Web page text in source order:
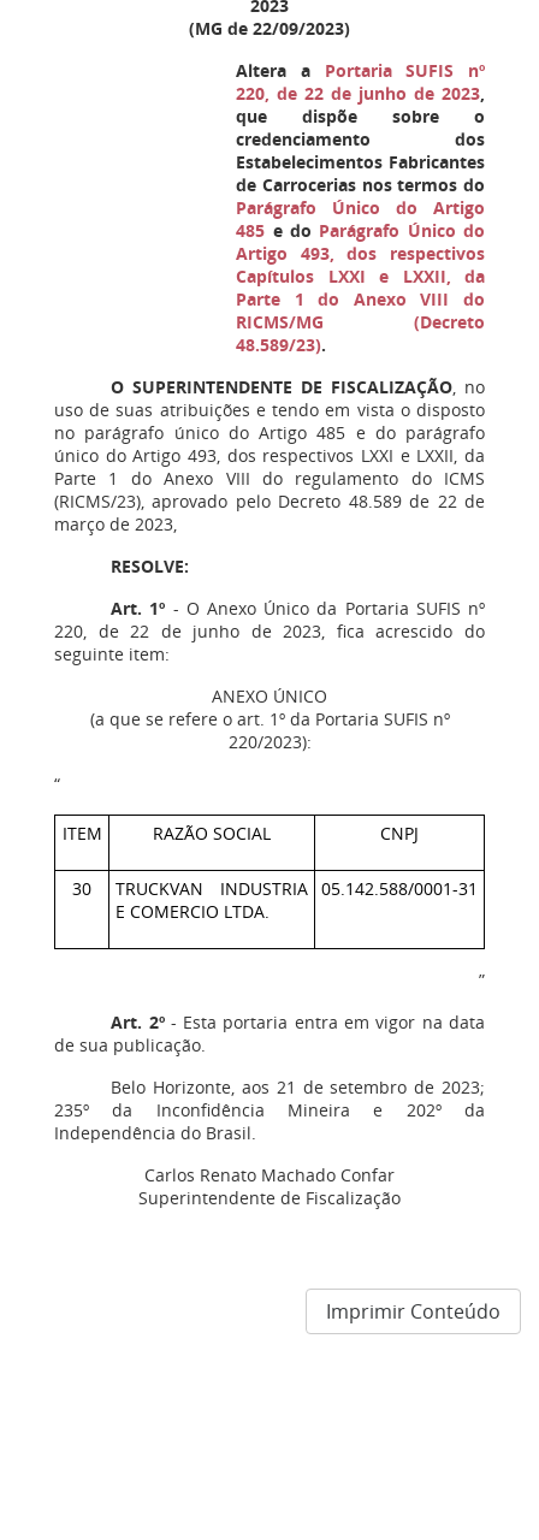
2023
(MG de 22/09/2023)
Altera a Portaria SUFIS nº
220, de 22 de junho de 2023,
que dispõe sobre o
credenciamento dos
Estabelecimentos Fabricantes
de Carrocerias nos termos do
Parágrafo Único do Artigo
485 e do Parágrafo Único do
Artigo 493, dos respectivos
Capítulos LXXI e LXXII, da
Parte 1 do Anexo VIII do
RICMS/MG (Decreto
48.589/23).
O SUPERINTENDENTE DE FISCALIZAÇÃO, no
uso de suas atribuições e tendo em vista o disposto
no parágrafo único do Artigo 485 e do parágrafo
único do Artigo 493, dos respectivos LXXI e LXXII, da
Parte 1 do Anexo VIII do regulamento do ICMS
(RICMS/23), aprovado pelo Decreto 48.589 de 22 de
março de 2023,
RESOLVE:
Art. 1º - O Anexo Único da Portaria SUFIS nº
220, de 22 de junho de 2023, fica acrescido do
seguinte item:
ANEXO ÚNICO
(a que se refere o art. 1º da Portaria SUFIS nº
220/2023):
“
ITEM RAZÃO SOCIAL CNPJ
30
TRUCKVAN INDUSTRIA
E COMERCIO LTDA.
05.142.588/0001-31
”
Art. 2º- Esta portaria entra em vigor na data
de sua publicação.
Belo Horizonte, aos 21 de setembro de 2023;
235º da Inconfidência Mineira e 202º da
Independência do Brasil.
Carlos Renato Machado Confar
Superintendente de Fiscalização
Imprimir Conteúdo